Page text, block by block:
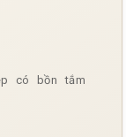
có bồn tắm